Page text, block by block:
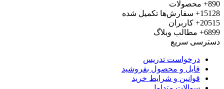
890+
محصولات
15128+
سفارش‌ها تکمیل شده
20515+
کاربران
6899+
مطالب وبلاگ
دسترسی سریع
درخواست تدریس
فایل و محصول بفروشید
قوانین و شرایط خرید